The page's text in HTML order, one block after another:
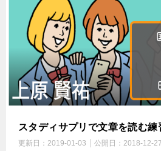
スタディサプリで文章を読む練
更新日： 2019-01-03 公開日： 2018-12-27